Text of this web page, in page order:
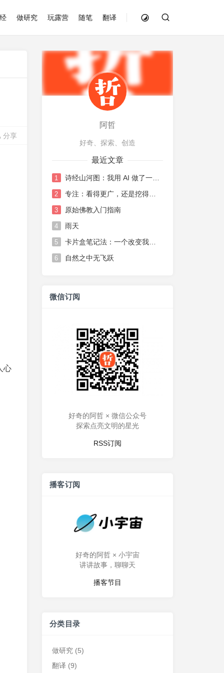
做研究 玩露营 随笔 翻译
分享
心
阿哲
好奇、探索、创造
最近文章
1 诗经山河图：我用 AI 做了一张《诗经》地图
2 专注：看得更广，还是挖得更深？
3 原始佛教入门指南
4 雨天
5 卡片盒笔记法：一个改变我思维方式的笔记系统
6 自然之中无飞跃
微信订阅
好奇的阿哲 × 微信公众号
探索点亮文明的星光
RSS订阅
播客订阅
好奇的阿哲 × 小宇宙
讲讲故事，聊聊天
播客节目
分类目录
做研究(5)
翻译 (9)